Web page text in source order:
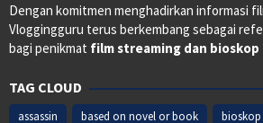
Dengan komitmen menghadirkan informasi
Vloggingguru terus berkembang sebagai
bagi penikmat film streaming dan
TAG CLOUD
assassin based on novel or book